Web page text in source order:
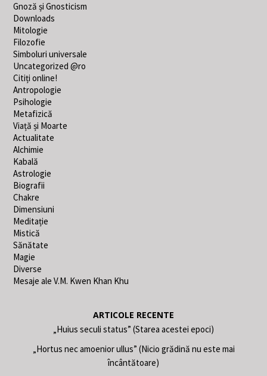
Gnoză și Gnosticism
Downloads
Mitologie
Filozofie
Simboluri universale
Uncategorized @ro
Citiți online!
Antropologie
Psihologie
Metafizică
Viață și Moarte
Actualitate
Alchimie
Kabală
Astrologie
Biografii
Chakre
Dimensiuni
Meditație
Mistică
Sănătate
Magie
Diverse
Mesaje ale V.M. Kwen Khan Khu
ARTICOLE RECENTE
„Huius seculi status” (Starea acestei epoci)
„Hortus nec amoenior ullus” (Nicio grădină nu este mai
încântătoare)